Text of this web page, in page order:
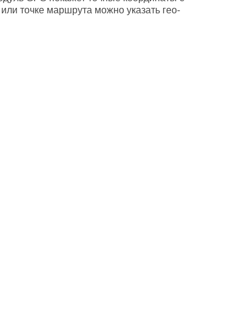
точке маршрута можно указать гео-